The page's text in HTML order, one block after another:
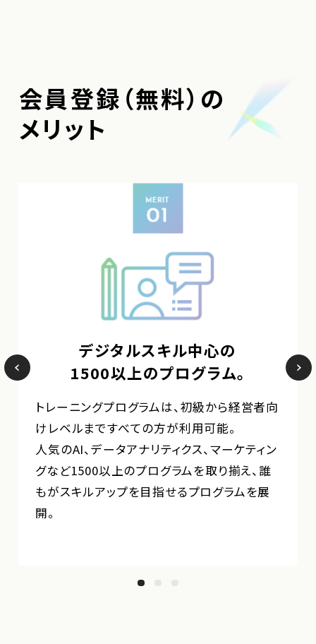
会員登録（無料）の
メリット
デジタルスキル中心の
1500以上のプログラム。
トレーニングプログラムは、初級から経営者向
けレベルまですべての方が利用可能。
人気のAI、データアナリティクス、マーケティン
グなど1500以上のプログラムを取り揃え、誰
もがスキルアップを目指せるプログラムを展
開。